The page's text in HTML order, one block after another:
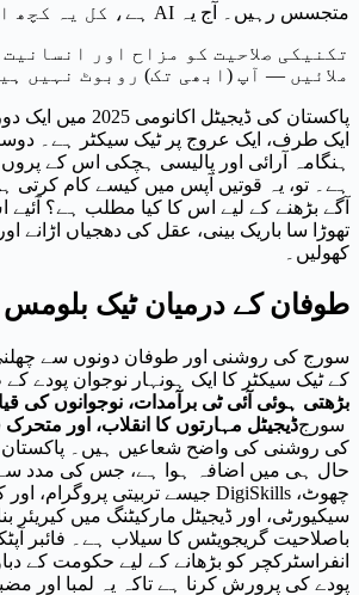
متجسس رہیں۔ آج یہ AI ہے، کل یہ کچھ اور ہے۔
تکنیکی صلاحیت کو مزاح اور
ملائیں — آپ (ابھی تک) روبوٹ نہیں
پاکستان کی ڈیجیٹل
ایک طرف، ایک عروج پر ٹیک سیکٹر ہے۔
ہنگامہ آرائی اور پالیسی ہچکی اس کے
ہے۔ تو، یہ قوتیں آپس میں کیسے کام کرتی
آگے بڑھنے کے لیے اس کا کیا مطلب ہے؟ آئیے
تھوڑا سا باریک بینی، عقل کی دھجیاں اڑانے
کھولیں۔
طوفان کے درمیان ٹیک بلومس
سورج کی روشنی اور طوفان دونوں سے
کے ٹیک سیکٹر کا ایک ہونہار نوجوان پودے
بڑھتی ہوئی آئی ٹی برآمدات، نوجوانوں کی
ڈیجیٹل مہارتوں کا انقلاب، اورسورج
حال ہی میں اضافہ ہوا ہے، جس کی مدد
سیکیورٹی، اور ڈیجیٹل مارکیٹنگ میں کیریئر
انفراسٹرکچر کو بڑھانے کے لیے حکومت کے
پودے کی پرورش کرنا ہے تاکہ یہ لمبا اور